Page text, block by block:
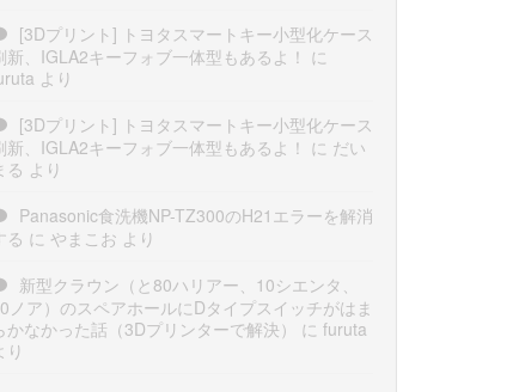
[3Dプリント] トヨタスマートキー小型化ケース
新、IGLA2キーフォブ一体型もあるよ！ に
より
[3Dプリント] トヨタスマートキー小型化ケース
新、IGLA2キーフォブ一体型もあるよ！ に だい
る より
Panasonic食洗機NP-TZ300のH21エラーを解消
る に やまこお より
新型クラウン（と80ハリアー、10シエンタ、
ノア）のスペアホールにDタイプスイッチがはま
かなかった話（3Dプリンターで解決）
に furuta
り